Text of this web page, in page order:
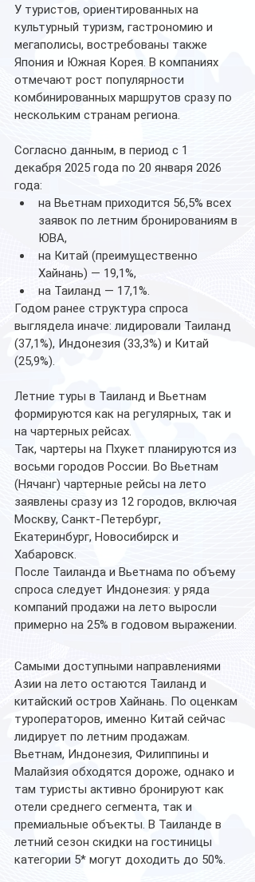
У туристов, ориентированных на
культурный туризм, гастрономию и
мегаполисы, востребованы также
Япония и Южная Корея. В компаниях
отмечают рост популярности
комбинированных маршрутов сразу по
нескольким странам региона.
Согласно данным, в период с 1
декабря 2025 года по 20 января 2026
года:
на Вьетнам приходится 56,5% всех
заявок по летним бронированиям в
ЮВА,
на Китай (преимущественно
Хайнань) — 19,1%,
на Таиланд — 17,1%.
Годом ранее структура спроса
выглядела иначе: лидировали Таиланд
(37,1%), Индонезия (33,3%) и Китай
(25,9%).
Летние туры в Таиланд и Вьетнам
формируются как на регулярных, так и
на чартерных рейсах.
Так, чартеры на Пхукет планируются из
восьми городов России. Во Вьетнам
(Нячанг) чартерные рейсы на лето
заявлены сразу из 12 городов, включая
Москву, Санкт-Петербург,
Екатеринбург, Новосибирск и
Хабаровск.
После Таиланда и Вьетнама по объему
спроса следует Индонезия: у ряда
компаний продажи на лето выросли
примерно на 25% в годовом выражении.
Самыми доступными направлениями
Азии на лето остаются Таиланд и
китайский остров Хайнань. По оценкам
туроператоров, именно Китай сейчас
лидирует по летним продажам.
Вьетнам, Индонезия, Филиппины и
Малайзия обходятся дороже, однако и
там туристы активно бронируют как
отели среднего сегмента, так и
премиальные объекты. В Таиланде в
летний сезон скидки на гостиницы
категории 5* могут доходить до 50%.